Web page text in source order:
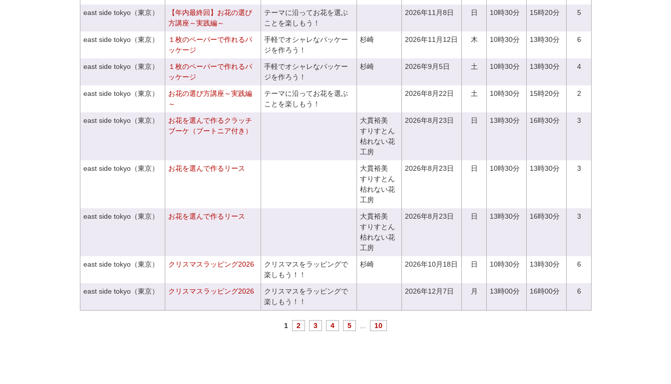
east side tokyo（東京）
【年内最終回】お花の選び
方講座～実践編～
テーマに沿ってお花を選ぶ
ことを楽しもう！
2026年11月8日 日 10時30分 15時20分 5
east side tokyo（東京）
１枚のペーパーで作れるパ
ッケージ
手軽でオシャレなパッケー
ジを作ろう！
杉崎 2026年11月12日 木 10時30分 13時30分 6
east side tokyo（東京）
１枚のペーパーで作れるパ
ッケージ
手軽でオシャレなパッケー
ジを作ろう！
杉崎 2026年9月5日 土 10時30分 13時30分 4
east side tokyo（東京）
お花の選び方講座～実践編
～
テーマに沿ってお花を選ぶ
ことを楽しもう！
2026年8月22日 土 10時30分 15時20分 2
east side tokyo（東京）
お花を選んで作るクラッチ
ブーケ（ブートニア付き）
大貫裕美
すりすとん
枯れない花
工房
2026年8月23日 日 13時30分 16時30分 3
east side tokyo（東京） お花を選んで作るリース
大貫裕美
すりすとん
枯れない花
工房
2026年8月23日 日 10時30分 13時30分 3
east side tokyo（東京） お花を選んで作るリース
大貫裕美
すりすとん
枯れない花
工房
2026年8月23日 日 13時30分 16時30分 3
east side tokyo（東京） クリスマスラッピング2026
クリスマスをラッピングで
楽しもう！！
杉崎 2026年10月18日 日 10時30分 13時30分 6
east side tokyo（東京） クリスマスラッピング2026
クリスマスをラッピングで
楽しもう！！
2026年12月7日 月 13時00分 16時00分 6
1 2 3 4 5 10